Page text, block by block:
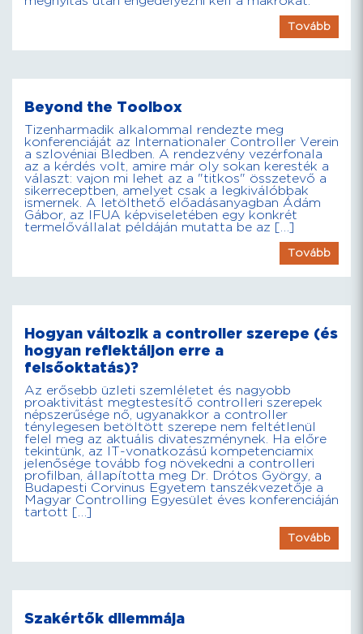
Tovább
Beyond the Toolbox
Tizenharmadik alkalommal rendezte meg
konferenciáját az Internationaler Controller Verein
a szlovéniai Bledben. A rendezvény vezérfonala
az a kérdés volt, amire már oly sokan keresték a
választ: vajon mi lehet az a "titkos" összetevő a
sikerreceptben, amelyet csak a legkiválóbbak
ismernek. A letölthető előadásanyagban Ádám
Gábor, az IFUA képviseletében egy konkrét
termelővállalat példáján mutatta be az […]
Tovább
Hogyan változik a controller szerepe (és
hogyan reflektáljon erre a
felsőoktatás)?
Az erősebb üzleti szemléletet és nagyobb
proaktivitást megtestesítő controlleri szerepek
népszerűsége nő, ugyanakkor a controller
ténylegesen betöltött szerepe nem feltétlenül
felel meg az aktuális divateszménynek. Ha előre
tekintünk, az IT-vonatkozású kompetenciamix
jelenősége tovább fog növekedni a controlleri
profilban, állapította meg Dr. Drótos György, a
Budapesti Corvinus Egyetem tanszékvezetője a
Magyar Controlling Egyesület éves konferenciáján
tartott […]
Tovább
Szakértők dilemmája